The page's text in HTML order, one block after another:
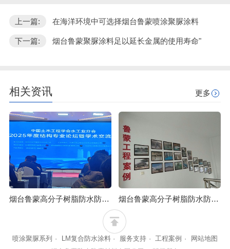
上一篇: 在海洋环境中可选择烟台鲁蒙喷涂聚脲涂料
下一篇: 烟台鲁蒙聚脲涂料足以延长金属的使用寿命"
相关资讯 更多
烟台鲁蒙高分子树脂防水防腐涂料可应用于石油化工行业 烟台鲁蒙高分子树脂防水防腐涂料可防止混凝土浒苔附着
喷涂聚脲系列 · LM复合防水涂料 · 服务支持 · 工程案例 ·
网站地图